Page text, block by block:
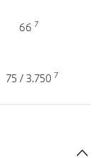
66 7
75 / 3.750 7